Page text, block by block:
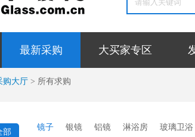
最新采购 大买家专区
购大厅 > 所有求购
部
镜子 银镜 铝镜 淋浴房 玻璃卫浴